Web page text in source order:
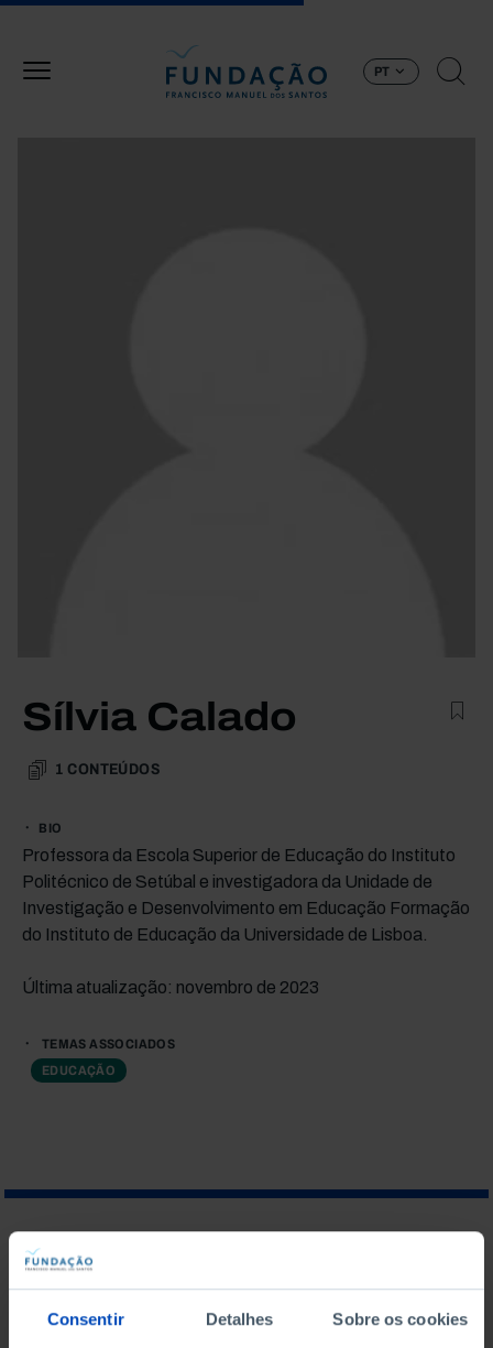
Consentir Detalhes Sobre os cookies
PT
Sílvia Calado
1 CONTEÚDOS
BIO
Professora da Escola Superior de Educação do Instituto
Politécnico de Setúbal e investigadora da Unidade de
Investigação e Desenvolvimento em Educação Formação
do Instituto de Educação da Universidade de Lisboa.
Última atualização: novembro de 2023
TEMAS ASSOCIADOS
EDUCAÇÃO